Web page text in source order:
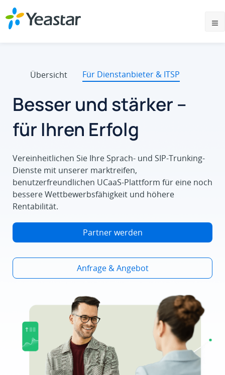
Übersicht Für Dienstanbieter & ITSP
Besser und stärker –
für Ihren Erfolg
Vereinheitlichen Sie Ihre Sprach- und SIP-Trunking-
Dienste mit unserer marktreifen,
benutzerfreundlichen UCaaS-Plattform für eine noch
bessere Wettbewerbsfähigkeit und höhere
Rentabilität.
Partner werden
Anfrage & Angebot